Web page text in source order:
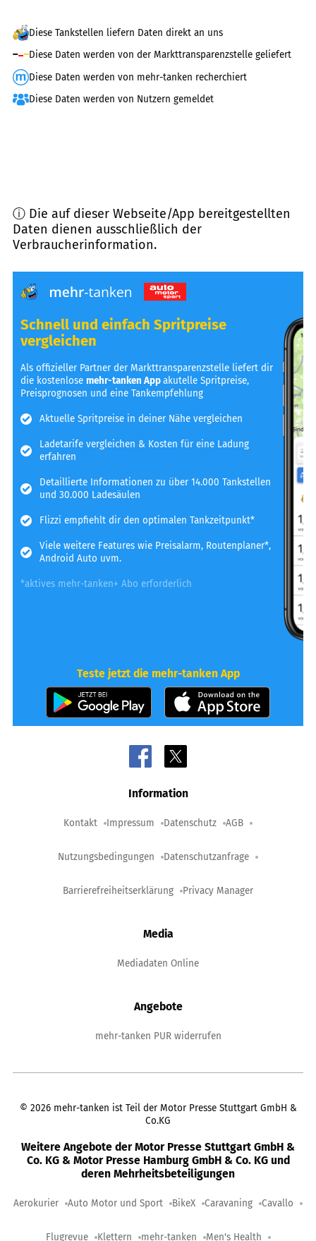
Diese Tankstellen liefern Daten direkt an uns
Diese Daten werden von der Markttransparenzstelle geliefert
Diese Daten werden von mehr-tanken recherchiert
Diese Daten werden von Nutzern gemeldet
ⓘ Die auf dieser Webseite/App bereitgestellten
Daten dienen ausschließlich der
Verbraucherinformation.
Schnell und einfach Spritpreise
vergleichen
Als offizieller Partner der Markttransparenzstelle liefert dir
die kostenlosemehr-tanken Appakutelle Spritpreise,
Preisprognosen und eine Tankempfehlung
Aktuelle Spritpreise in deiner Nähe vergleichen
Ladetarife vergleichen & Kosten für eine Ladung
erfahren
Detaillierte Informationen zu über 14.000 Tankstellen
und 30.000 Ladesäulen
Flizzi empfiehlt dir den optimalen Tankzeitpunkt*
Viele weitere Features wie Preisalarm, Routenplaner*,
Android Auto uvm.
*aktives mehr-tanken+ Abo erforderlich
Teste jetzt die mehr-tanken App
Information
Kontakt Impressum Datenschutz AGB
Nutzungsbedingungen Datenschutzanfrage
Barrierefreiheitserklärung Privacy Manager
Media
Mediadaten Online
Angebote
mehr-tanken PUR widerrufen
© 2026 mehr-tanken ist Teil der Motor Presse Stuttgart GmbH &
Co.KG
Weitere Angebote der Motor Presse Stuttgart GmbH &
Co. KG & Motor Presse Hamburg GmbH & Co. KG und
deren Mehrheitsbeteiligungen
Aerokurier Auto Motor und Sport BikeX Caravaning Cavallo
Flugrevue Klettern mehr-tanken Men's Health